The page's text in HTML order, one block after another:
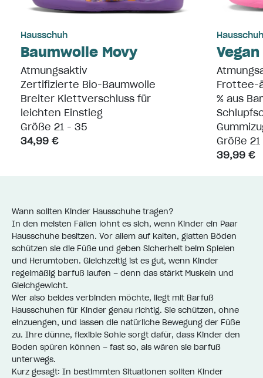
Hausschuh
Baumwolle Movy
Atmungsaktiv
Zertifizierte Bio-Baumwolle
Breiter Klettverschluss für
leichten Einstieg
Größe 21 - 35
34,99 €
Hausschuh
Frottee-
% aus
Größe
39,99 €
Wann sollten Kinder Hausschuhe tragen?
In den meisten Fällen lohnt es sich, wenn Kinder ein Paar
Hausschuhe besitzen. Vor allem auf kalten, glatten Böden
schützen sie die Füße und geben Sicherheit beim Spielen
und Herumtoben. Gleichzeitig ist es gut, wenn Kinder
regelmäßig barfuß laufen – denn das stärkt Muskeln und
Gleichgewicht.
Wer also beides verbinden möchte, liegt mit Barfuß
Hausschuhen für Kinder genau richtig. Sie schützen, ohne
einzuengen, und lassen die natürliche Bewegung der Füße
zu. Ihre dünne, flexible Sohle sorgt dafür, dass Kinder den
Boden spüren können – fast so, als wären sie barfuß
unterwegs.
Kurz gesagt: In bestimmten Situationen sollten Kinder